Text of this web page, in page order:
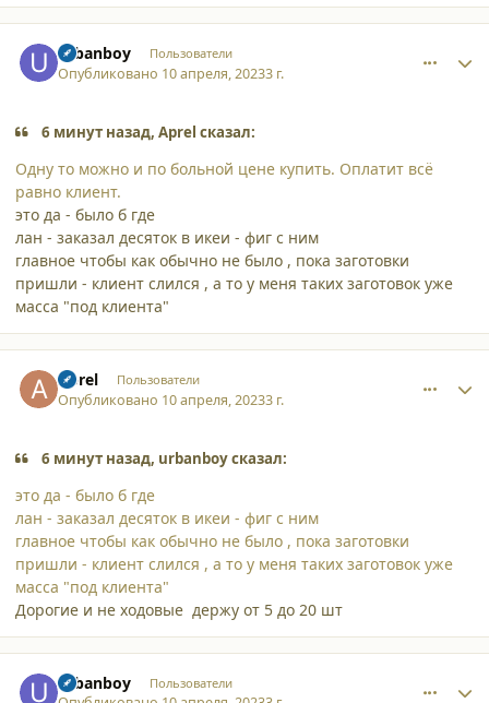
urbanboy Пользователи
Опубликовано 10 апреля, 20233 г.
6 минут назад, Aprel сказал:
Одну то можно и по больной цене купить. Оплатит всё
равно клиент.
это да - было б где
лан - заказал десяток в икеи - фиг с ним
главное чтобы как обычно не было , пока заготовки
пришли - клиент слился , а то у меня таких заготовок уже
масса "под клиента"
Aprel Пользователи
Опубликовано 10 апреля, 20233 г.
6 минут назад, urbanboy сказал:
это да - было б где
лан - заказал десяток в икеи - фиг с ним
главное чтобы как обычно не было , пока заготовки
пришли - клиент слился , а то у меня таких заготовок уже
масса "под клиента"
Дорогие и не ходовые держу от 5 до 20 шт
urbanboy Пользователи